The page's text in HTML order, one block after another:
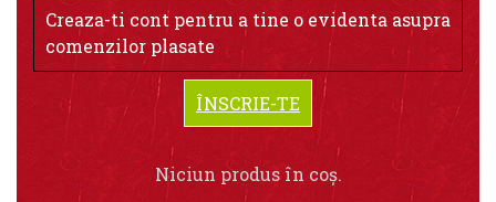
Creaza-ti cont pentru a tine o evidenta asupra
comenzilor plasate
ÎNSCRIE-TE
Niciun produs în coș.